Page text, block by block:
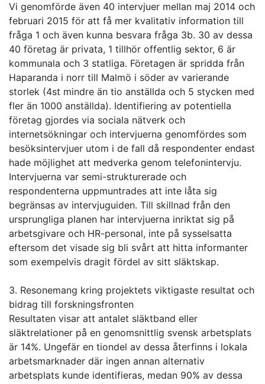
Vi genomförde även 40 intervjuer mellan maj 2014 och
februari 2015 för att få mer kvalitativ information till
fråga 1 och även kunna besvara fråga 3b. 30 av dessa
40 företag är privata, 1 tillhör offentlig sektor, 6 är
kommunala och 3 statliga. Företagen är spridda från
Haparanda i norr till Malmö i söder av varierande
storlek (4st mindre än tio anställda och 5 stycken med
fler än 1000 anställda). Identifiering av potentiella
företag gjordes via sociala nätverk och
internetsökningar och intervjuerna genomfördes som
besöksintervjuer utom i de fall då respondenter endast
hade möjlighet att medverka genom telefonintervju.
Intervjuerna var semi-strukturerade och
respondenterna uppmuntrades att inte låta sig
begränsas av intervjuguiden. Till skillnad från den
ursprungliga planen har intervjuerna inriktat sig på
arbetsgivare och HR-personal, inte på sysselsatta
eftersom det visade sig bli svårt att hitta informanter
som exempelvis dragit fördel av sitt släktskap.
3. Resonemang kring projektets viktigaste resultat och
bidrag till forskningsfronten
Resultaten visar att antalet släktband eller
släktrelationer på en genomsnittlig svensk arbetsplats
är 14%. Ungefär en tiondel av dessa återfinns i lokala
arbetsmarknader där ingen annan alternativ
arbetsplats kunde identifieras, medan 90% av dessa